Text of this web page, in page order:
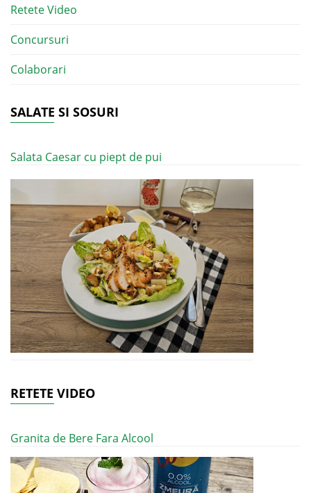
Retete Video
Concursuri
Colaborari
SALATE SI SOSURI
Salata Caesar cu piept de pui
RETETE VIDEO
Granita de Bere Fara Alcool